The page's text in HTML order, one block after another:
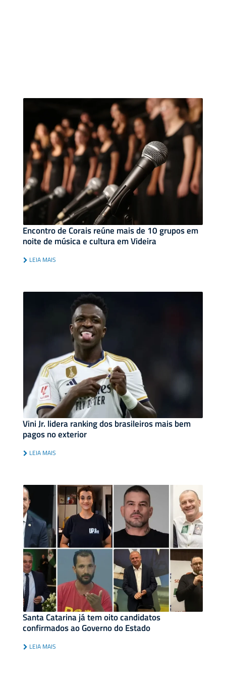
Encontro de Corais reúne mais de 10 grupos em
noite de música e cultura em Videira
LEIA MAIS
Vini Jr. lidera ranking dos brasileiros mais bem
pagos no exterior
LEIA MAIS
Santa Catarina já tem oito candidatos
confirmados ao Governo do Estado
LEIA MAIS